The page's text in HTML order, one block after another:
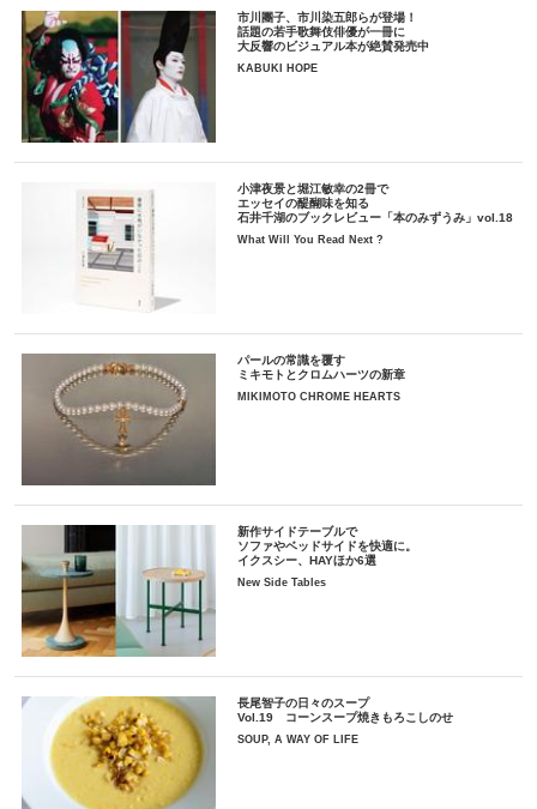
市川團子、市川染五郎らが登場！
話題の若手歌舞伎俳優が一冊に
大反響のビジュアル本が絶賛発売中
KABUKI HOPE
小津夜景と堀江敏幸の2冊で
エッセイの醍醐味を知る
石井千湖のブックレビュー「本のみずうみ」vol.18
What Will You Read Next ?
パールの常識を覆す
ミキモトとクロムハーツの新章
MIKIMOTO CHROME HEARTS
新作サイドテーブルで
ソファやベッドサイドを快適に。
イクスシー、HAYほか6選
New Side Tables
長尾智子の日々のスープ
Vol.19 コーンスープ焼きもろこしのせ
SOUP, A WAY OF LIFE